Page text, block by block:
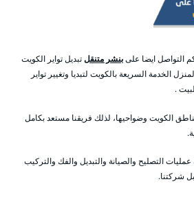
التواصل ايضا علىبنشر متنقلتبديل تواير الكويت
الخدمة السريعة بالكويت لتبديا وتغيير تواير
.
الكويت وضواحيها، لذلك فريقنا مستعد بكامل
التصليح والصيانة والتبديل والفك والتركيب
شركتنا.